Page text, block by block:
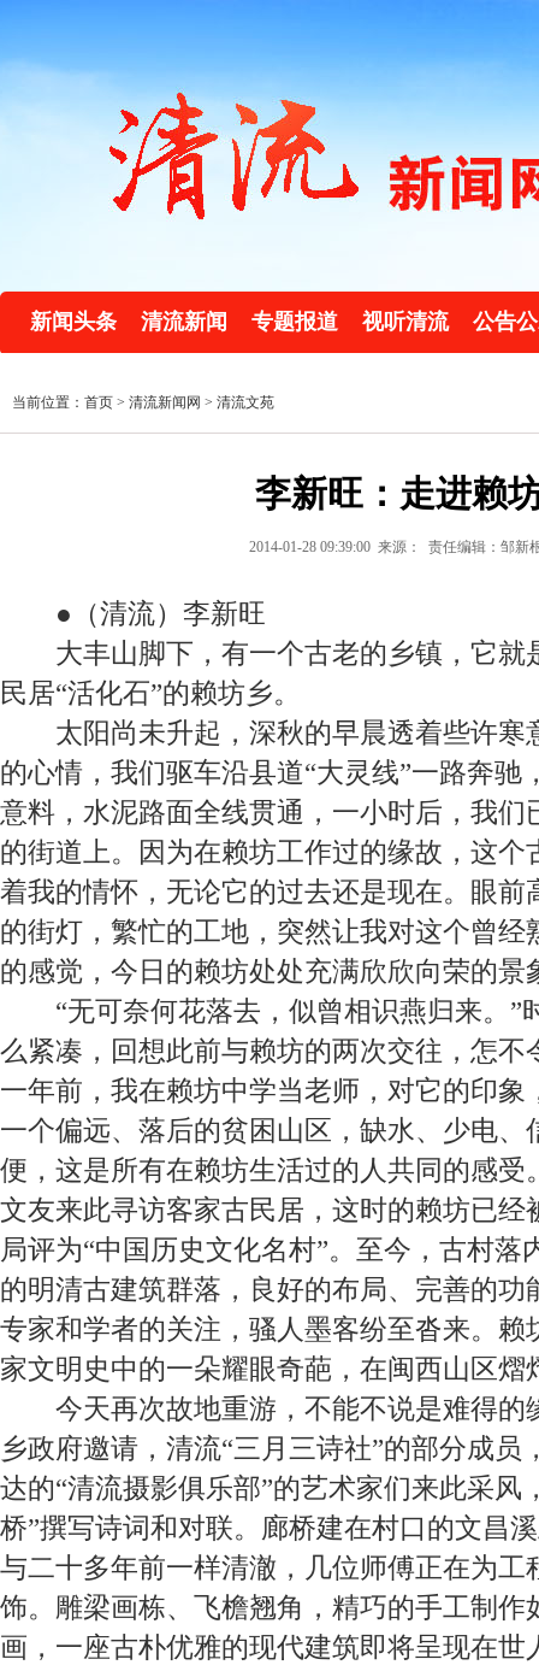
新闻头条 清流新闻 专题报道 视听清流 公告
当前位置：首页 > 清流新闻网 > 清流文苑
李新旺：走进赖
2014-01-28 09:39:00 来源： 责任编辑：邹新
●（清流）李新旺
大丰山脚下，有一个古老的乡镇，它就
民居“活化石”的赖坊乡。
太阳尚未升起，深秋的早晨透着些许寒
的心情，我们驱车沿县道“大灵线”一路奔驰
意料，水泥路面全线贯通，一小时后，我们
的街道上。因为在赖坊工作过的缘故，这个
着我的情怀，无论它的过去还是现在。眼前
的街灯，繁忙的工地，突然让我对这个曾经
的感觉，今日的赖坊处处充满欣欣向荣的景
“无可奈何花落去，似曾相识燕归来。”
么紧凑，回想此前与赖坊的两次交往，怎不
一年前，我在赖坊中学当老师，对它的印象
一个偏远、落后的贫困山区，缺水、少电、
便，这是所有在赖坊生活过的人共同的感受
文友来此寻访客家古民居，这时的赖坊已经
局评为“中国历史文化名村”。至今，古村落
的明清古建筑群落，良好的布局、完善的功
专家和学者的关注，骚人墨客纷至沓来。赖
家文明史中的一朵耀眼奇葩，在闽西山区熠
今天再次故地重游，不能不说是难得的
乡政府邀请，清流“三月三诗社”的部分成员
达的“清流摄影俱乐部”的艺术家们来此采风
桥”撰写诗词和对联。廊桥建在村口的文昌
与二十多年前一样清澈，几位师傅正在为工
饰。雕梁画栋、飞檐翘角，精巧的手工制作
画，一座古朴优雅的现代建筑即将呈现在世